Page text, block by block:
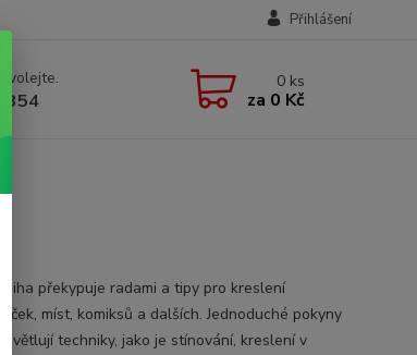
Přihlášení
354
0 ks
za 0 Kč
překypuje radami a tipy pro kreslení
míst, komiksů a dalších. Jednoduché pokyny
techniky, jako je stínování, kreslení v